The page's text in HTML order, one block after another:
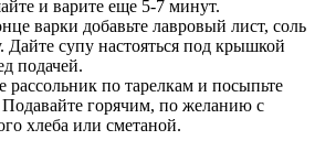
и варите еще 5-7 минут.
варки добавьте лавровый лист, соль
Дайте супу настояться под крышкой
подачей.
рассольник по тарелкам и посыпьте
горячим, по желанию с
хлеба или сметаной.